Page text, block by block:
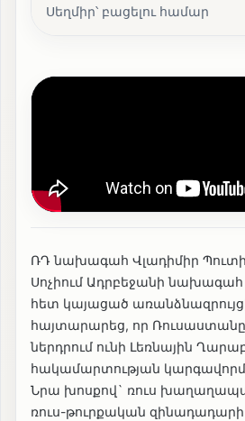
Սեղմիր՝ բացելու համար
ՌԴ նախագահ Վլադիմիր
Սոչիում Ադրբեջանի նախագահ
հետ կայացած
հայտարարեց, որ Ռուսաստանը
ներդրում ունի Լեռնային
հակամարտության
Նրա խոսքով` ռուս
ռուս-թուրքական զինադադարի